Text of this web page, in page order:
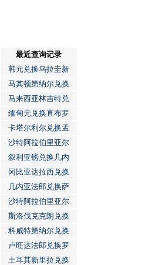
最近查询记录
韩元兑换乌拉圭新
马其顿第纳尔兑换
马来西亚林吉特兑
缅甸元兑换直布罗
卡塔尔利尔兑换孟
沙特阿拉伯里亚尔
叙利亚镑兑换几内
冈比亚达拉西兑换
几内亚法郎兑换萨
沙特阿拉伯里亚尔
斯洛伐克克朗兑换
科威特第纳尔兑换
卢旺达法郎兑换罗
土耳其新里拉兑换